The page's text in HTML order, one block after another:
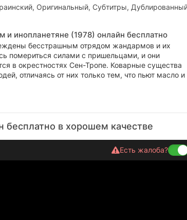
Оригинальный, Субтитры,
инопланетяне (1978) онлайн бесплатно
бесстрашным отрядом жандармов и их
помериться силами с пришельцами, и они
в окрестностях Сен-Тропе. Коварные существа
отличаясь от них только тем, что пьют масло и
в хорошем качестве
Есть жалоба?